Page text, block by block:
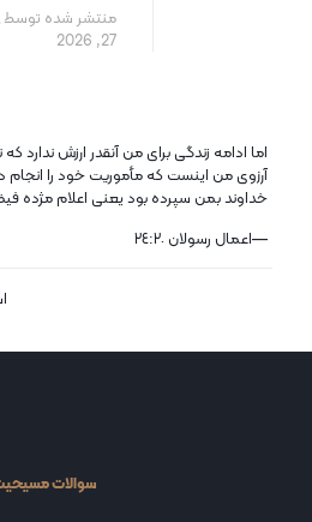
منتشر شده توسط
27, 2026
اما ادامه زندگى براى من آنقدر ارزش ندارد
آرزوى من اينست كه مأموريت خود را
خداوند بمن سپرده بود يعنى اعلام مژده
—اعمال رسولان ٢٤:٢٠
سوالات